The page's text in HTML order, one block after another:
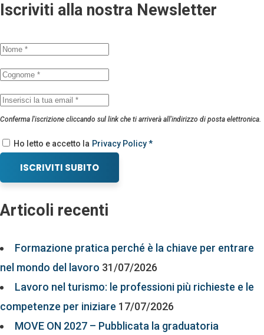
Iscriviti alla nostra Newsletter
Conferma l'iscrizione cliccando sul link che ti arriverà all'indirizzo di posta elettronica.
Ho letto e accetto la Privacy Policy *
ISCRIVITI SUBITO
Articoli recenti
Formazione pratica perché è la chiave per entrare
nel mondo del lavoro 31/07/2026
Lavoro nel turismo: le professioni più richieste e le
competenze per iniziare 17/07/2026
MOVE ON 2027 – Pubblicata la graduatoria